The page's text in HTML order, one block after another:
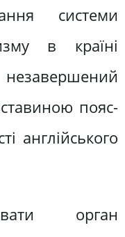
системи
в країні
пояс­
англійського
орган